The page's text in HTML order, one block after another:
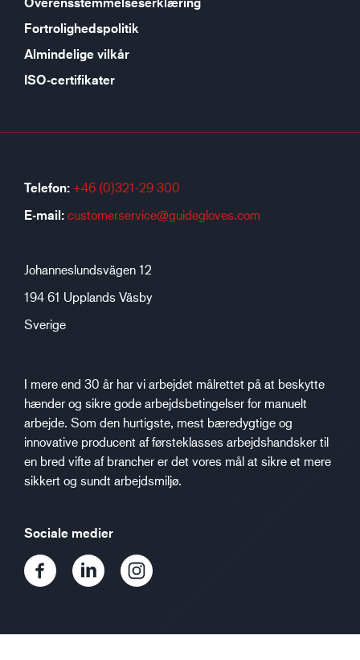
Fortrolighedspolitik
Almindelige vilkår
ISO-certifikater
Telefon: +46 (0)321-29 300
E-mail: customerservice@guidegloves.com
Johanneslundsvägen 12
194 61 Upplands Väsby
Sverige
I mere end 30 år har vi arbejdet målrettet på at beskytte
hænder og sikre gode arbejdsbetingelser for manuelt
arbejde. Som den hurtigste, mest bæredygtige og
innovative producent af førsteklasses arbejdshandsker til
en bred vifte af brancher er det vores mål at sikre et mere
sikkert og sundt arbejdsmiljø.
Sociale medier